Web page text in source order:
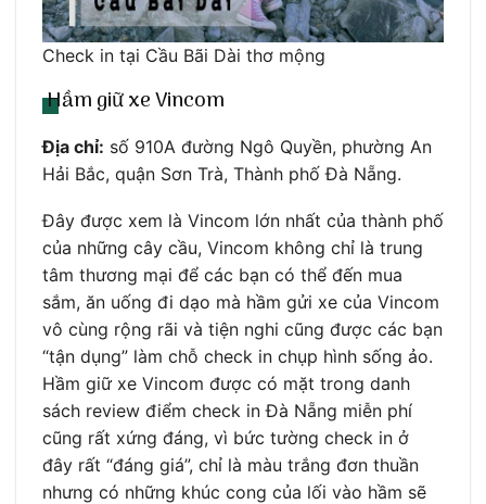
Check in tại Cầu Bãi Dài thơ mộng
Hầm giữ xe Vincom
Địa chỉ: số 910A đường Ngô Quyền, phường An
Hải Bắc, quận Sơn Trà, Thành phố Đà Nẵng.
Đây được xem là Vincom lớn nhất của thành phố
của những cây cầu, Vincom không chỉ là trung
tâm thương mại để các bạn có thể đến mua
sắm, ăn uống đi dạo mà hầm gửi xe của Vincom
vô cùng rộng rãi và tiện nghi cũng được các bạn
“tận dụng” làm chỗ check in chụp hình sống ảo.
Hầm giữ xe Vincom được có mặt trong danh
sách review điểm check in Đà Nẵng miễn phí
cũng rất xứng đáng, vì bức tường check in ở
đây rất “đáng giá”, chỉ là màu trắng đơn thuần
nhưng có những khúc cong của lối vào hầm sẽ